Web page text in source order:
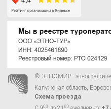
© ЭТНОМИР -
Калужская область,
Схема проезда
00 00